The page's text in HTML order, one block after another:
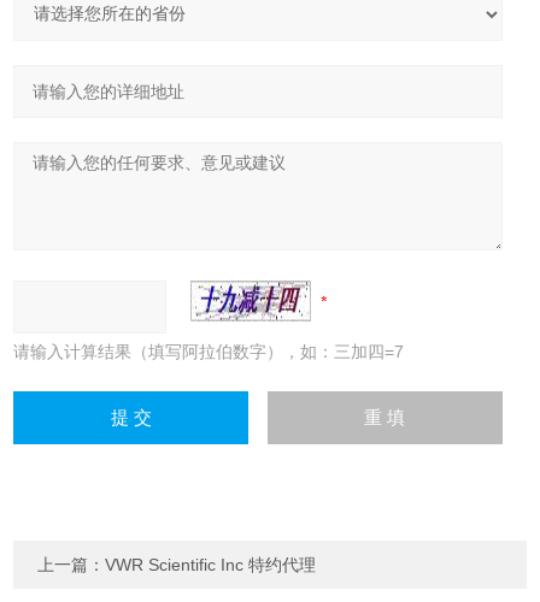
请输入计算结果（填写阿拉伯数字），如：三加四=7
上一篇：VWR Scientific Inc 特约代理